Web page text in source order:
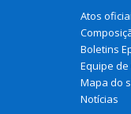
Atos
Boletins
Equipe
Mapa do
Notícias